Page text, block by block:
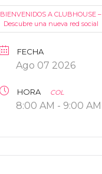
BIENVENIDOS A CLUBHOUSE –
Descubre una nueva red social
FECHA
Ago 07 2026
HORA COL
8:00 AM - 9:00 AM